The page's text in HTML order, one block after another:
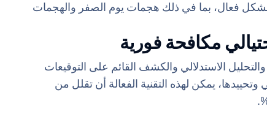
بشكل فعال، بما في ذلك هجمات يوم الصفر والهجمات
مكافحة فورية
الاستدلالي والكشف القائم على التوقيعات
وتحييدها، يمكن لهذه التقنية الفعالة أن تقلل من